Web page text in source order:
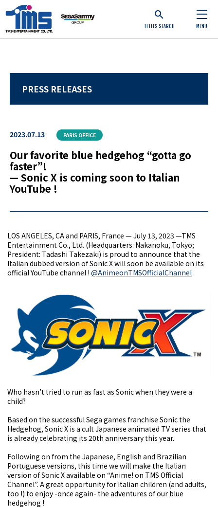
TITLES SEARCH MENU
PRESS RELEASES
2023.07.13 PARIS OFFICE
Our favorite blue hedgehog “gotta go
faster”!
— Sonic X is coming soon to Italian
YouTube !
LOS ANGELES, CA and PARIS, France — July 13, 2023 —TMS
Entertainment Co., Ltd. (Headquarters: Nakanoku, Tokyo;
President: Tadashi Takezaki) is proud to announce that the
Italian dubbed version of Sonic X will soon be available on its
official YouTube channel ! @AnimeonTMSOfficialChannel
Who hasn’t tried to run as fast as Sonic when they were a
child?
Based on the successful Sega games franchise Sonic the
Hedgehog, Sonic X is a cult Japanese animated TV series that
is already celebrating its 20th anniversary this year.
Following on from the Japanese, English and Brazilian
Portuguese versions, this time we will make the Italian
version of Sonic X available on “Anime! on TMS Official
Channel”. A great opportunity for Italian children (and adults,
too !) to enjoy -once again- the adventures of our blue
hedgehog !